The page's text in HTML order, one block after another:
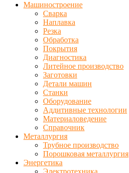
Машиностроение
Сварка
Наплавка
Резка
Обработка
Покрытия
Диагностика
Литейное производство
Заготовки
Детали машин
Станки
Оборудование
Аддитивные технологии
Материаловедение
Справочник
Металлургия
Трубное производство
Порошковая металлургия
Энергетика
Электротехника